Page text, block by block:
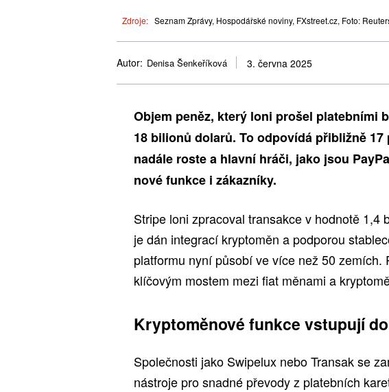
Zdroje: Seznam Zprávy, Hospodářské noviny, FXstreet.cz, Foto:
Autor: Denisa Šenkeříková 3. června 2025
Objem peněz, který loni prošel platebními
18 bilionů dolarů. To odpovídá přibližně
nadále roste a hlavní hráči, jako jsou
nové funkce i zákazníky.
Stripe loni zpracoval transakce v hodnotě 1,4
je dán integrací kryptoměn a podporou
platformu nyní působí ve více než 50
klíčovým mostem mezi fiat měnami a
Kryptoměnové funkce vstupují
Společnosti jako Swipelux nebo Transak se
nástroje pro snadné převody z platebních